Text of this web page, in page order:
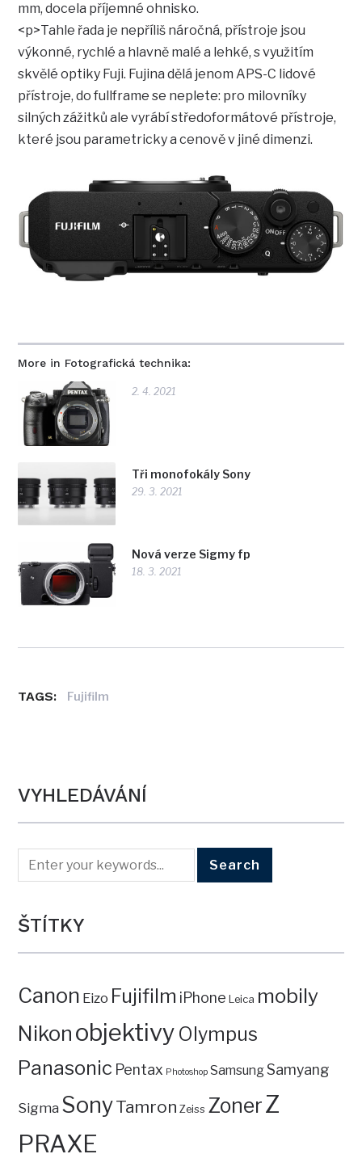
More in Fotografická technika:
2. 4. 2021
Tři monofokály Sony
29. 3. 2021
Nová verze Sigmy fp
18. 3. 2021
mm, docela příjemné ohnisko.
<p>Tahle řada je nepříliš náročná, přístroje jsou
výkonné, rychlé a hlavně malé a lehké, s využitím
skvělé optiky Fuji. Fujina dělá jenom APS-C lidové
přístroje, do fullframe se neplete: pro milovníky
silných zážitků ale vyrábí středoformátové přístroje,
které jsou parametricky a cenově v jiné dimenzi.
TAGS: Fujifilm
VYHLEDÁVÁNÍ
ŠTÍTKY
Canon Eizo Fujifilm iPhone Leica mobily
Nikon objektivy Olympus
Panasonic Pentax Photoshop SamsungSamyang
Sigma SonyTamron Zeiss ZonerZ
PRAXE